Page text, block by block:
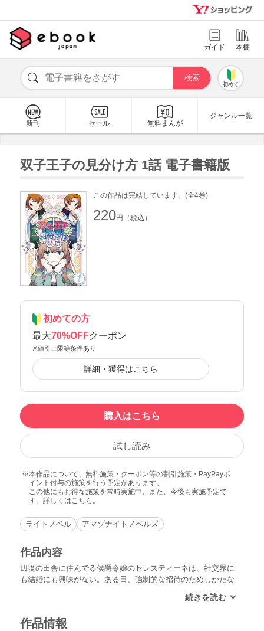
ガイド 本棚
初めて
新刊 セール 無料まんが
ジャンル一覧
双子王子の見分け方 1話 電子書籍版
この作品は完結しています。(全4巻)
220円（税込）
初めての方
最大70%OFFクーポン
※値引上限等条件あり
詳細・獲得はこちら
購入はこちら
試し読み
本作品について、無料施策・クーポン等の割引施策・PayPayポ
イント付与の施策を行う予定があります。
この他にもお得な施策を常時実施中、また、今後も実施予定で
す。詳しくは こちら 。
ライトノベル アマゾナイトノベルズ
作品内容
辺境の田舎に住んでる侯爵令嬢のセレスティーネは、社交界に
も結婚にも興味がない。ある日、強制的な招待のためしかたな
ていなかったから、王宮の噂を知らずにいたが、どうやら第二
決める方法は、そっくりな双子の王子を見分けること。このテ
作品情報